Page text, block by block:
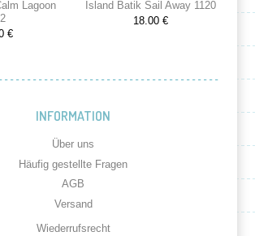
Lagoon
€
Island Batik Sail Away 1120
18.00 €
INFORMATION
Über uns
Häufig gestellte Fragen
AGB
Versand
Wiederrufsrecht